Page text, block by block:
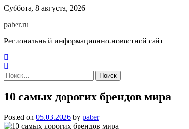
Skip
content
Суббота, 8 августа, 2026
paber.ru
Региональный информационно-новостной сайт
Найти:
10 самых дорогих брендов мира
Posted on 05.03.2026 by paber